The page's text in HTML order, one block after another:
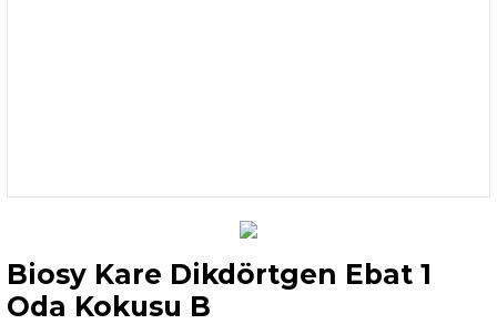
Biosy Kare Dikdörtgen Ebat 1
Oda Kokusu B